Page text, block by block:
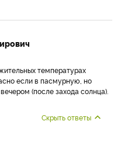
температурах
если в пасмурную, но
(после захода солнца).
Скрыть ответы